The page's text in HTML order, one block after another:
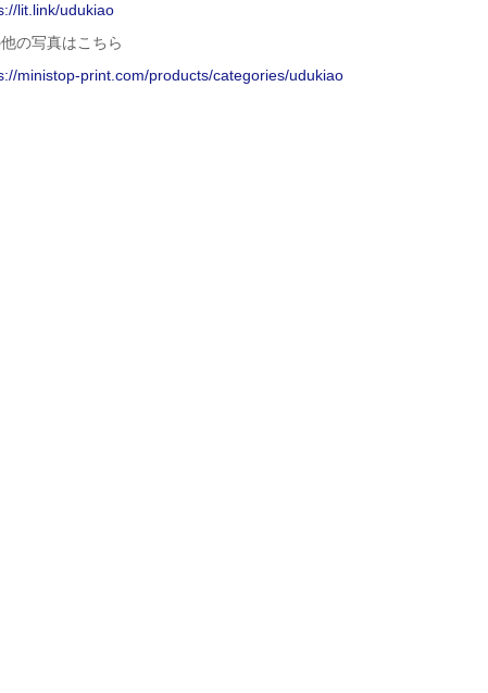
lit.link/udukiao
の写真はこちら
ministop-print.com/products/categories/udukiao